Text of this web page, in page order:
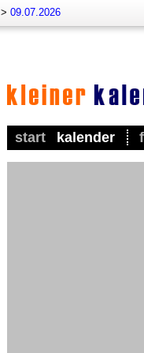
> 09.07.2026
start kalender